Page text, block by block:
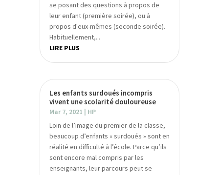
se posant des questions à propos de
leur enfant (première soirée), ou à
propos d'eux-mêmes (seconde soirée).
Habituellement,...
LIRE PLUS
Les enfants surdoués incompris
vivent une scolarité douloureuse
Mar 7, 2021 | HP
Loin de l’image du premier de la classe,
beaucoup d’enfants « surdoués » sont en
réalité en difficulté à l’école. Parce qu’ils
sont encore mal compris par les
enseignants, leur parcours peut se